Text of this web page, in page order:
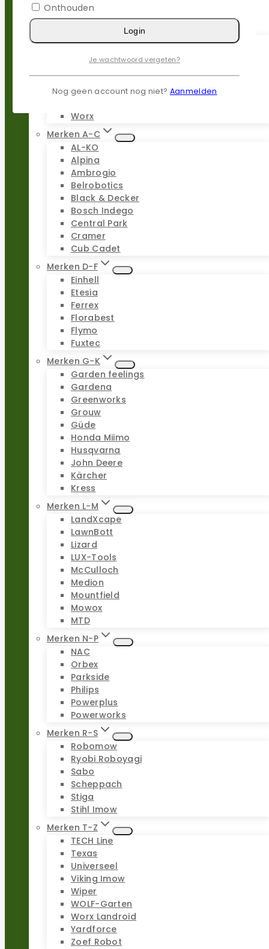
Populaire merken
Gardena
Kress
Parkside
Stiga
Worx
Merken A-C
AL-KO
Alpina
Ambrogio
Belrobotics
Black & Decker
Bosch Indego
Central Park
Cramer
Cub Cadet
Merken D-F
Einhell
Etesia
Ferrex
Florabest
Flymo
Fuxtec
Merken G-K
Garden feelings
Gardena
Greenworks
Grouw
Güde
Honda Miimo
Husqvarna
John Deere
Kärcher
Kress
Merken L-M
LandXcape
LawnBott
Lizard
LUX-Tools
McCulloch
Medion
Mountfield
Mowox
MTD
Merken N-P
NAC
Orbex
Parkside
Philips
Powerplus
Powerworks
Merken R-S
Robomow
Ryobi Roboyagi
Sabo
Scheppach
Stiga
Stihl Imow
Merken T-Z
TECH Line
Texas
Universeel
Viking Imow
Wiper
WOLF-Garten
Worx Landroid
Yardforce
Zoef Robot
Onthouden
Login
Je wachtwoord vergeten?
Nog geen account nog niet? Aanmelden